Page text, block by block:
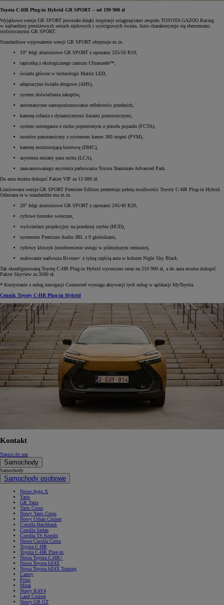
Toyota C-HR Plug-in Hybrid GR SPORT – od 199 900 zł
Wyjątkowa wersja GR SPORT powstała dzięki inspiracji osiągnięciami zespołu TOYOTA GAZOO Racing
w najbardziej prestiżowych seriach rajdowych i wyścigowych świata. Auto charakteryzuje się elementami
stylistycznymi GR SPORT.
Standardowe wyposażenie wersji GR SPORT obejmuje m.in.
19" felgi aluminiowe GR SPORT z oponami 225/50 R19,
tapicerką z ekologicznego zamszu Ultrasuede™,
światła główne w technologii Matrix LED,
adaptacyjne światła drogowe (AHS),
system doświetlania zakrętów,
automatyczne samopoziomowanie reflektorów przednich,
kamerę cofania z dynamicznymi liniami pomocniczymi,
system ostrzegania o ruchu poprzecznym z przodu pojazdu (FCTA),
monitor panoramiczny z systemem kamer 360 stopni (PVM),
kamerę monitorującą kierowcę (DMC),
asystenta zmiany pasa ruchu (LCA),
zaawansowanego asystenta parkowania Toyota Teammate Advanced Park.
Do auta można dokupić Pakiet VIP za 13 000 zł.
Limitowana wersja GR SPORT Premiere Edition prezentuje pełnię możliwości Toyoty C-HR Plug-in Hybrid.
Odmiana ta w standardzie ma m.in.
20" felgi aluminiowe GR SPORT z oponami 245/40 R20,
cyfrowe lusterko wsteczne,
wyświetlacz projekcyjny na przedniej szybie (HUD),
systemem Premium Audio JBL z 9 głośnikami,
cyfrowy kluczyk (uruchomienie usługi w późniejszym terminie),
malowanie nadwozia Bi-tone+ z tylną częścią auta w kolorze Night Sky Black.
Tak skonfigurowaną Toyotę C-HR Plug-in Hybrid wyceniono teraz na 210 900 zł, a do auta można dokupić
Pakiet Skyview za 3500 zł.
* Korzystanie z usług nawigacji Connected wymaga aktywacji tych usług w aplikacji MyToyota.
Cennik Toyoty C-HR Plug-in Hybrid
Kontakt
Napisz do nas
Samochody
Samochody
Samochody osobowe
Nowe Aygo X
Yaris
GR Yaris
Yaris Cross
Nowy Yaris Cross
Nowy Urban Cruiser
Corolla Hatchback
Corolla Sedan
Corolla TS Kombi
Nowa Corolla Cross
Toyota C-HR
Toyota C-HR Plug-in
Nowa Toyota C-HR+
Nowa Toyota bZ4X
Nowa Toyota bZ4X Touring
Camry
Prius
Mirai
Nowy RAV4
Land Cruiser
Nowy GR GT